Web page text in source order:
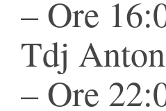
– Ore
Tdj
– Ore